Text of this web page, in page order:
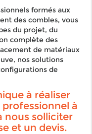
formés aux
des combles, vous
du projet, du
complète des
de matériaux
nos solutions
de
à réaliser
à
nous solliciter
et un devis.